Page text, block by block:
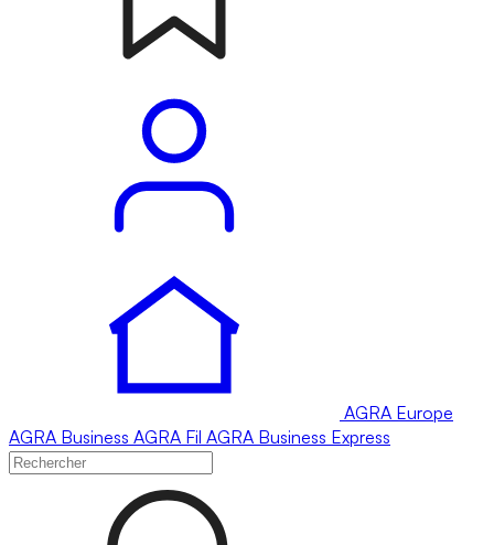
AGRA Europe
AGRA Business AGRA Fil AGRA Business Express